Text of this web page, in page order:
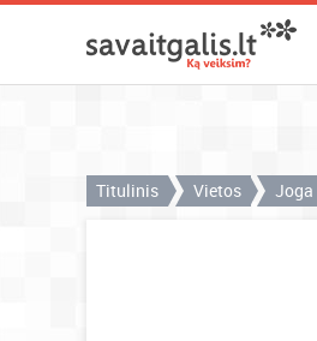
Titulinis Vietos Joga